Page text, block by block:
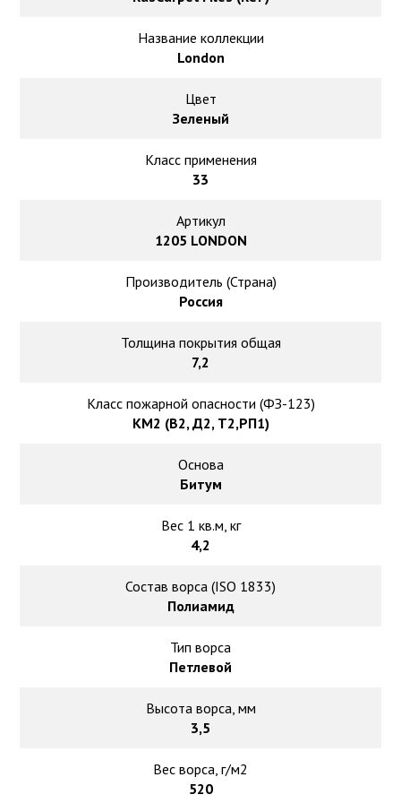
Ковролин под теплый пол
Название коллекции
London
Цвет
Зеленый
Класс применения
33
Артикул
1205 LONDON
Производитель (Страна)
Россия
Толщина покрытия общая
7,2
Класс пожарной опасности (ФЗ-123)
КМ2 (В2, Д2, Т2,РП1)
Основа
Битум
Вес 1 кв.м, кг
4,2
Состав ворса (ISO 1833)
Полиамид
Тип ворса
Петлевой
Высота ворса, мм
3,5
Вес ворса, г/м2
520